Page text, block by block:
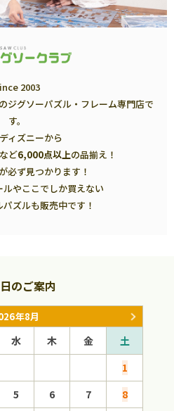
2003
ジグソーパズル・フレーム専門店で
す。
ィズニーから
ど6,000点以上の品揃え！
必ず見つかります！
やここでしか買えない
ズルも販売中です！
のご案内
年8月
水 木 金
土
1
5 6 7
8